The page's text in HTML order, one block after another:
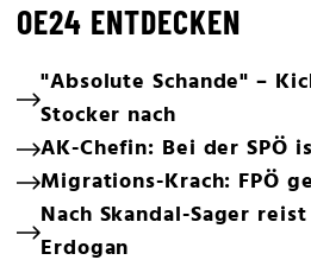
OE24 ENTDECKEN
"Absolute Schande" –
Stocker nach
AK-Chefin: Bei der SPÖ
Migrations-Krach: FPÖ
Nach Skandal-Sager
Erdogan